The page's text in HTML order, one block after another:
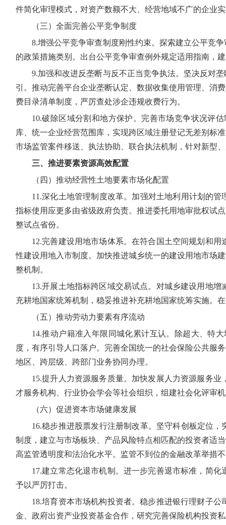
件简化审理模式，对资产数额不大、经营地域不广的企业
（三）全面完善公平竞争制度
8.增强公平竞争审查制度刚性约束。探索建立公平竞
的政策措施类别。出台公平竞争审查例外规定适用指南，
9.加强和改进反垄断与反不正当竞争执法。坚决反对
引。推动完善平台企业垄断认定、数据收集使用管理、消
费目录清单制度，严厉查处涉企违规收费行为。
10.破除区域分割和地方保护。完善市场竞争状况评
库、统一企业经营范围库，实现跨区域注册登记无差别标
市场监管案件移送、执法协助、联合执法机制，针对新型
三、推进要素资源高效配置
（四）推动经营性土地要素市场化配置
11.深化土地管理制度改革。加强对土地利用计划的
指标使用应更多由省级政府负责。推进委托用地审批权试
整试点省份。
12.完善建设用地市场体系。在符合国土空间规划和
性建设用地入市制度。加快推进城乡统一的建设用地市场
整机制。
13.开展土地指标跨区域交易试点。对城乡建设用地
充耕地国家统筹机制，稳妥推进补充耕地国家统筹实施。
（五）推动劳动力要素有序流动
14.推动户籍准入年限同城化累计互认。除超大、特
度，有序引导人口落户。完善全国统一的社会保险公共服
地区、跨层级、跨部门业务协同办理。
15.提升人力资源服务质量。加快发展人力资源服务
才服务机构、行业协会学会等社会组织，组建社会化评审
（六）促进资本市场健康发展
16.稳步推进股票发行注册制改革。坚守科创板定位
制度，建立与市场板块、产品风险特点相匹配的投资者适
高监管透明度和法治化水平。监管不到位的金融改革举措
17.建立常态化退市机制。进一步完善退市标准，简
予以严厉打击。
18.培育资本市场机构投资者。稳步推进银行理财子
金、政府出资产业投资基金合作，研究完善保险机构投资